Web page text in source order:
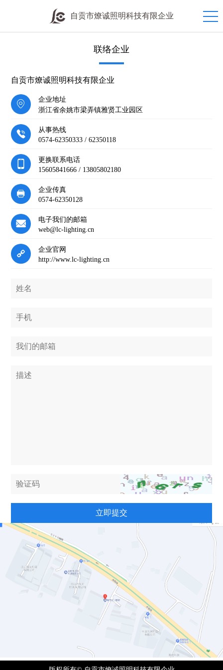
自贡市燎诚照明科技有限企业
联络企业
自贡市燎诚照明科技有限企业
企业地址
浙江省余姚市梁弄镇雅贤工业园区
从事热线
0574-62350333 / 62350118
更换联系电话
15605841666 / 13805802180
企业传真
0574-62350128
电子我们的邮箱
web@lc-lighting.cn
企业官网
http://www.lc-lighting.cn
立即提交